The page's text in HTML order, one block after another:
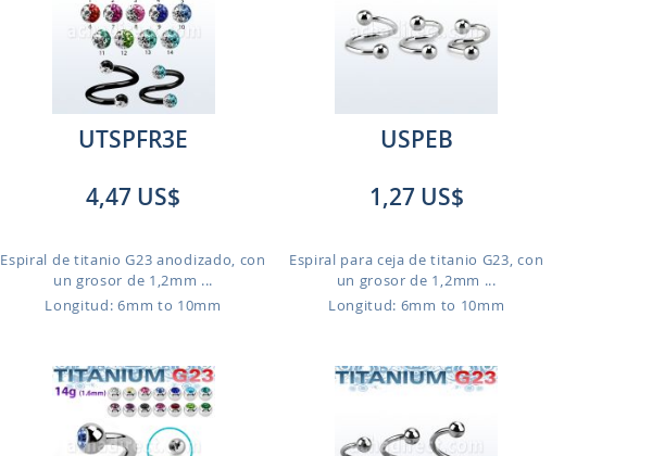
UTSPFR3E
4,47 US$
Espiral de titanio G23 anodizado, con
un grosor de 1,2mm ...
Longitud: 6mm to 10mm
USPEB
1,27 US$
Espiral para ceja de titanio G23, con
un grosor de 1,2mm ...
Longitud: 6mm to 10mm